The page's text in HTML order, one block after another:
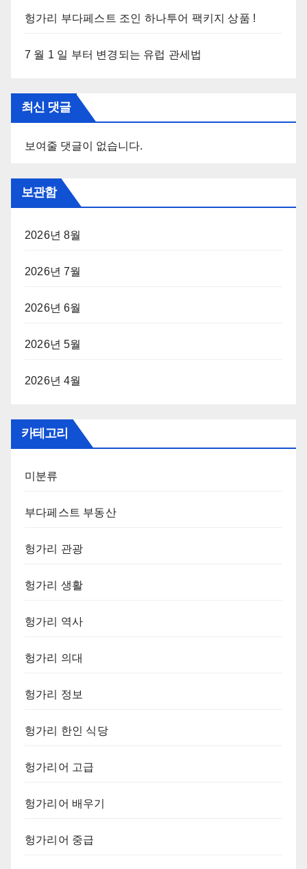
헝가리 부다페스트 조인 하나투어 팩키지 상품 !
7 월 1 일 부터 변경되는 유럽 관세법
최신 댓글
보여줄 댓글이 없습니다.
보관함
2026년 8월
2026년 7월
2026년 6월
2026년 5월
2026년 4월
카테고리
미분류
부다페스트 부동산
헝가리 관광
헝가리 생활
헝가리 역사
헝가리 의대
헝가리 정보
헝가리 한인 식당
헝가리어 고급
헝가리어 배우기
헝가리어 중급